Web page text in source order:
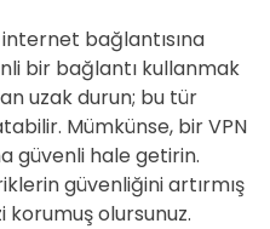
internet bağlantısına
bir bağlantı kullanmak
uzak durun; bu tür
Mümkünse, bir VPN
güvenli hale getirin.
güvenliğini artırmış
korumuş olursunuz.